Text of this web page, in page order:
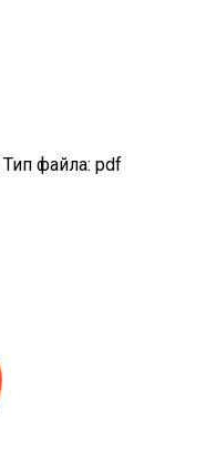
Тип файла: pdf